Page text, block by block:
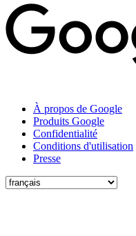
À propos de Google
Produits Google
Confidentialité
Conditions d'utilisation
Presse